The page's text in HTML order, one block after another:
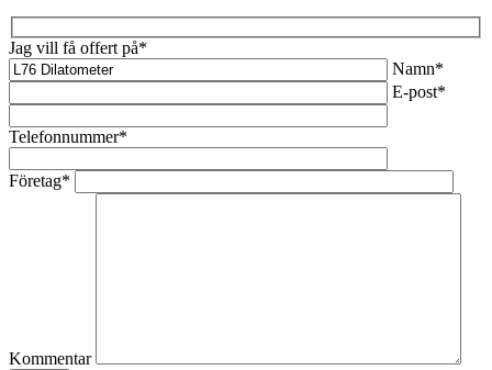
Jag vill få offert på*
Namn*
E-post*
Telefonnummer*
Företag*
Kommentar